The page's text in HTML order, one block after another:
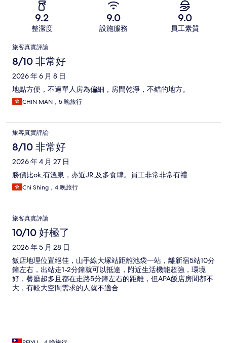
9.2
整潔度
9.0
設施服務
9.0
員工素質
評
論
旅客真實評論
8/10 非常好
2026 年 6 月 8 日
地點方便，不過單人房為偏細，房間乾淨，不錯的地方。
CHIN MAN，5 晚旅行
旅客真實評論
8/10 非常好
2026 年 4 月 27 日
勝價比ok,有溫泉，亦近JR,及多食肆。員工非常非常有禮
Chi Shing，4 晚旅行
旅客真實評論
10/10 好極了
2026 年 5 月 28 日
飯店地理位置絕佳，山手線大塚站距離池袋一站，離新宿5站10分
鐘左右，出站走1-2分鐘就可以抵達，附近生活機能超強，環境
好，餐廳超多且都在走路5分鐘左右的距離，但APA飯店房間都不
大，有較大空間需求的人就不適合